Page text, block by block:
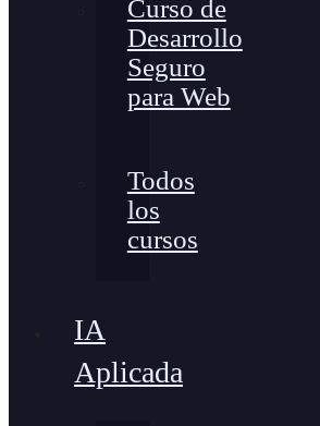
Curso de
Desarrollo
Seguro
para Web
Todos
los
cursos
IA
Aplicada